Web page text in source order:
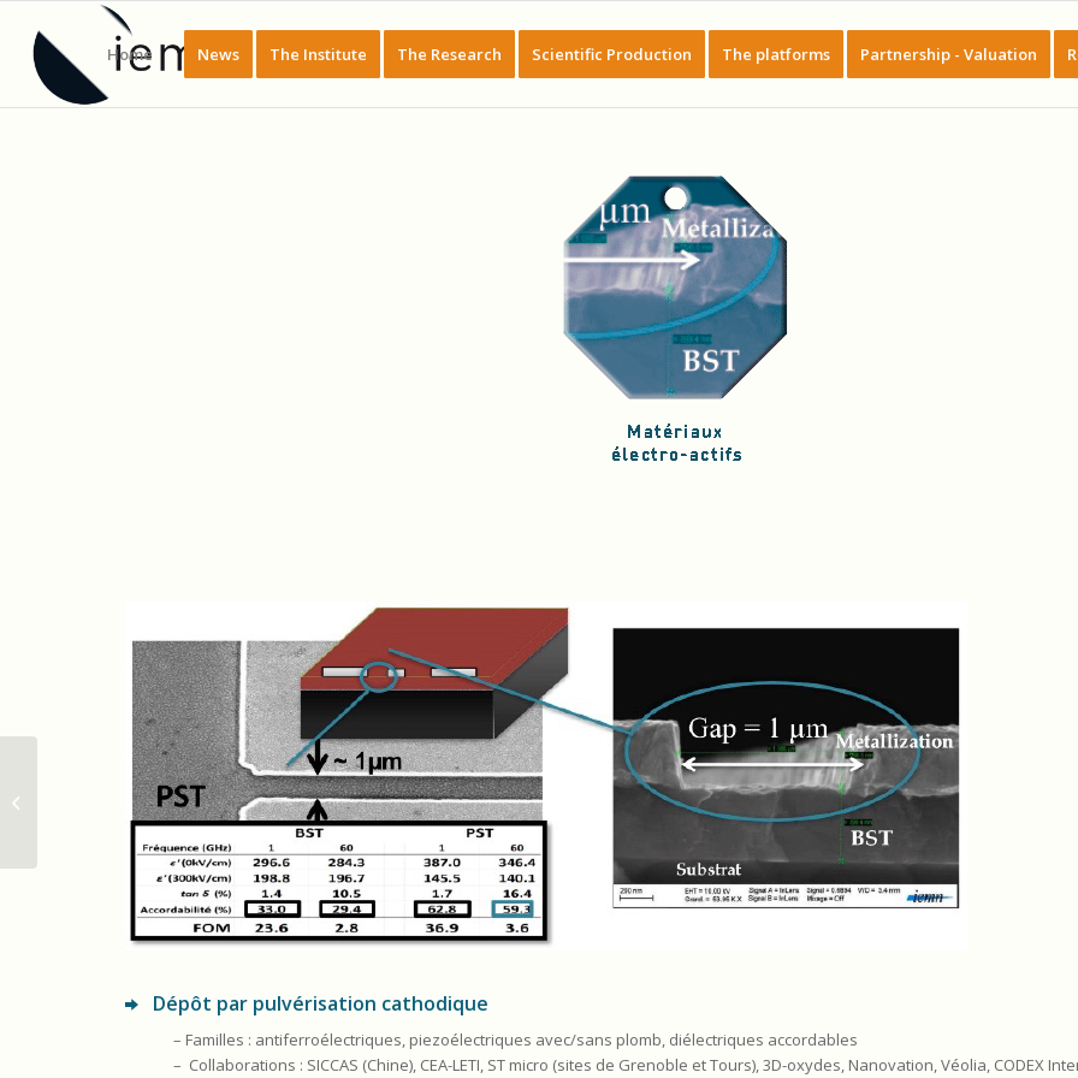
Home News The Institute The Research Scientific Production The platforms Partnership - Valuation
Dépôt par pulvérisation cathodique
– Familles : antiferroélectriques, piezoélectriques avec/sans plomb, diélectriques accordables
– Collaborations : SICCAS (Chine), CEA-LETI, ST micro (sites de Grenoble et Tours), 3D-oxydes, Nanovation, Véolia, CODEX
Materials_Materials_magnetiques_nanostructures_for_multiple_physics_coupling